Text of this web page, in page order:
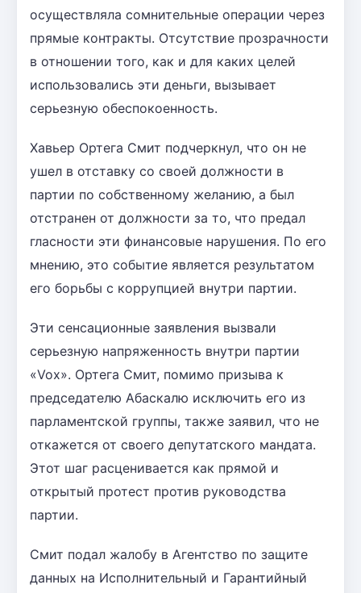
осуществляла сомнительные операции через
прямые контракты. Отсутствие прозрачности
в отношении того, как и для каких целей
использовались эти деньги, вызывает
серьезную обеспокоенность.
Хавьер Ортега Смит подчеркнул, что он не
ушел в отставку со своей должности в
партии по собственному желанию, а был
отстранен от должности за то, что предал
гласности эти финансовые нарушения. По его
мнению, это событие является результатом
его борьбы с коррупцией внутри партии.
Эти сенсационные заявления вызвали
серьезную напряженность внутри партии
«Vox». Ортега Смит, помимо призыва к
председателю Абаскалю исключить его из
парламентской группы, также заявил, что не
откажется от своего депутатского мандата.
Этот шаг расценивается как прямой и
открытый протест против руководства
партии.
Смит подал жалобу в Агентство по защите
данных на Исполнительный и Гарантийный